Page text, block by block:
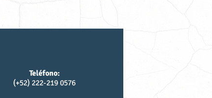
Teléfono:
(+52) 222-219 0576